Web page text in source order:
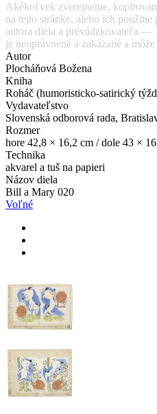
Akékoľvek zverejnenie,
na tejto stránke, alebo ich použitie
autora diela a prevádzkovateľa
je neoprávnené a zakázané a
Autor
Plocháňová Božena
Kniha
Roháč (humoristicko-satirický
Vydavateľstvo
Slovenská odborová rada,
Rozmer
hore 42,8 × 16,2 cm / dole 43 ×
Technika
akvarel a tuš na papieri
Názov diela
Bill a Mary 020
Voľné